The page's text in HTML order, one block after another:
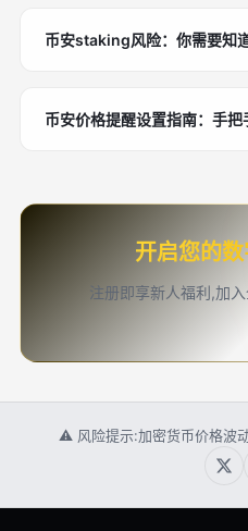
币安staking风险：你需要知
币安价格提醒设置指南：手
开启您的
注册即享新人福利,加
⚠ 风险提示:加密货币价格波